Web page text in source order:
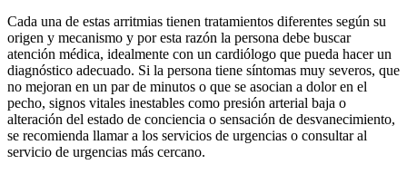
Cada una de estas arritmias tienen tratamientos diferentes según su
origen y mecanismo y por esta razón la persona debe buscar
atención médica, idealmente con un cardiólogo que pueda hacer un
diagnóstico adecuado. Si la persona tiene síntomas muy severos, que
no mejoran en un par de minutos o que se asocian a dolor en el
pecho, signos vitales inestables como presión arterial baja o
alteración del estado de conciencia o sensación de desvanecimiento,
se recomienda llamar a los servicios de urgencias o consultar al
servicio de urgencias más cercano.